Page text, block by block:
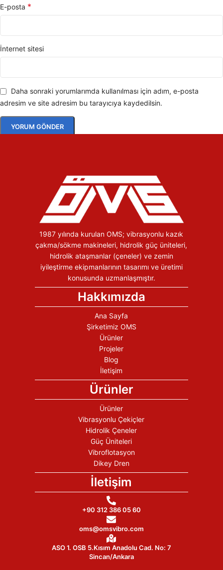
E-posta *
İnternet sitesi
Daha sonraki yorumlarımda kullanılması için adım, e-posta
adresim ve site adresim bu tarayıcıya kaydedilsin.
1987 yılında kurulan OMS; vibrasyonlu kazık
çakma/sökme makineleri, hidrolik güç üniteleri,
hidrolik ataşmanlar (çeneler) ve zemin
iyileştirme ekipmanlarının tasarımı ve üretimi
konusunda uzmanlaşmıştır.
Hakkımızda
Ana Sayfa
Şirketimiz OMS
Ürünler
Projeler
Blog
İletişim
Ürünler
Ürünler
Vibrasyonlu Çekiçler
Hidrolik Çeneler
Güç Üniteleri
Vibroflotasyon
Dikey Dren
İletişim
+90 312 386 05 60
oms@omsvibro.com
ASO 1. OSB 5.Kısım Anadolu Cad. No: 7
Sincan/Ankara